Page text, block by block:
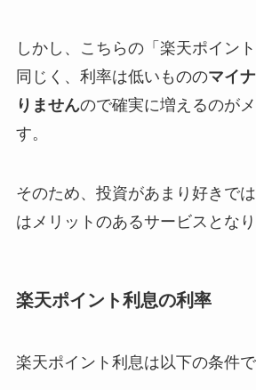
しかし、こちらの「楽天ポイン
同じく、利率は低いもののマイ
りませんので確実に増えるのが
す。
そのため、投資があまり好きで
はメリットのあるサービスとなり
楽天ポイント利息の利率
楽天ポイント利息は以下の条件で